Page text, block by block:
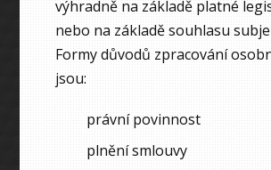
výhradně na základě platné
nebo na základě souhlasu
Formy důvodů zpracování
jsou:
právní povinnost
plnění smlouvy